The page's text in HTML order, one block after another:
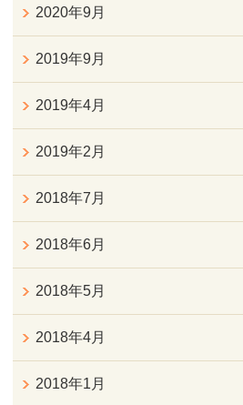
2020年9月
2019年9月
2019年4月
2019年2月
2018年7月
2018年6月
2018年5月
2018年4月
2018年1月